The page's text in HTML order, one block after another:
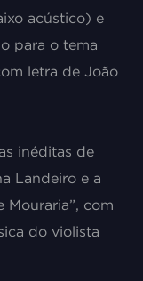
acústico) e
para o tema
letra de João
inéditas de
Landeiro e a
Mouraria”, com
do violista